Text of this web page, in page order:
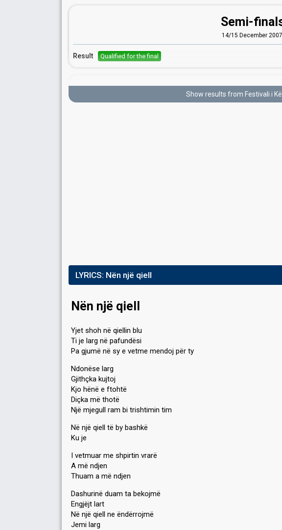
Semi-
14/15 December 2007
Result Qualified for the final
Final
Show results from Festivali i
LYRICS: Nën një qiell
Nën një qiell
Yjet shoh në qiellin blu
Ti je larg në pafundësi
Pa gjumë në sy e vetme mendoj për ty
Ndonëse larg
Gjithçka kujtoj
Kjo hënë e ftohtë
Diçka më thotë
Një mjegull ram bi trishtimin tim
Në një qiell të by bashkë
Ku je
I vetmuar me shpirtin vrarë
A më ndjen
Thuam a më ndjen
Dashurinë duam ta bekojmë
Engjëjt lart
Në një qiell ne ëndërrojmë
Jemi larg